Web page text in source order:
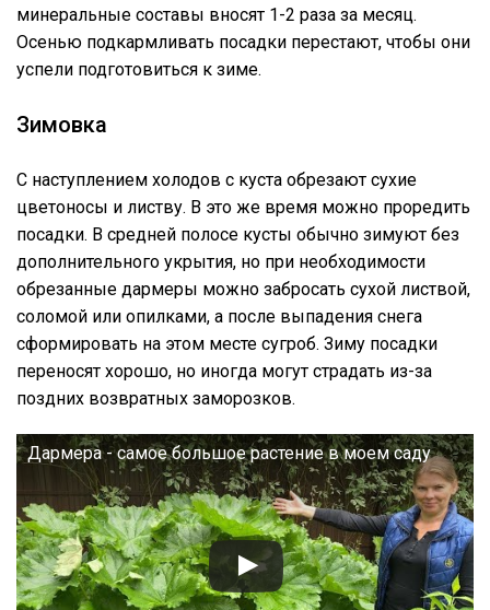
минеральные составы вносят 1-2 раза за месяц.
Осенью подкармливать посадки перестают, чтобы они
успели подготовиться к зиме.
Зимовка
С наступлением холодов с куста обрезают сухие
цветоносы и листву. В это же время можно проредить
посадки. В средней полосе кусты обычно зимуют без
дополнительного укрытия, но при необходимости
обрезанные дармеры можно забросать сухой листвой,
соломой или опилками, а после выпадения снега
сформировать на этом месте сугроб. Зиму посадки
переносят хорошо, но иногда могут страдать из-за
поздних возвратных заморозков.
Дармера - самое большое растение в моем саду